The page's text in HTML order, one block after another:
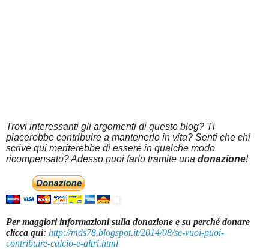
Trovi interessanti gli argomenti di questo blog? Ti
piacerebbe contribuire a mantenerlo in vita? Senti che chi
scrive qui meriterebbe di essere in qualche modo
ricompensato? Adesso puoi farlo tramite una donazione!
Per maggiori informazioni sulla donazione e su perché donare
clicca qui: http://mds78.blogspot.it/2014/08/se-vuoi-puoi-
contribuire-calcio-e-altri.html